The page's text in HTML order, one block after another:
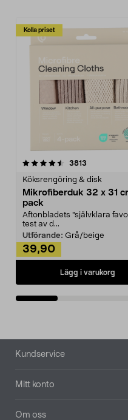
Kolla priset
3813
Köksrengöring & disk
Mikrofiberduk 32 x 31
pack
Aftonbladets "självklara
test av d...
Utförande: Grå/beige
39,90
Lägg i varukorg
4.0av 5 stjärnor
Sidfot
Kundservice
Mitt konto
Om oss